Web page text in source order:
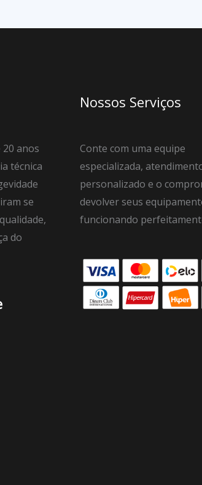
anos
técnica
se
do
Nossos Serviços
Conte com uma equipe
especializada,
personalizado e o
devolver seus
funcionando